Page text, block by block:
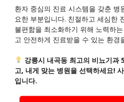
환자 중심의 진료 시스템을 갖춘 병
요한 부분입니다. 친절하고 세심한
불편함을 최소화하기 위해 노력하
고 안전하게 진료받을 수 있는 환경
강릉시 내곡동 최고의 비뇨기과
고, 내게 맞는 병원을 선택하세요!
입니다.